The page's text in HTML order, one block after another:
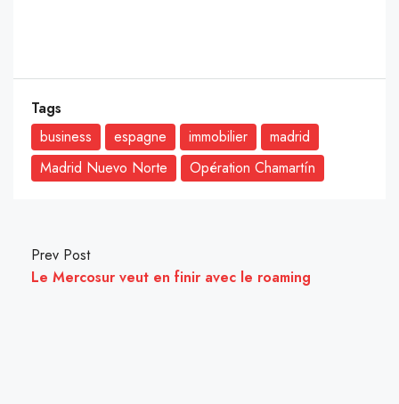
Tags
business
espagne immobilier
madrid
Madrid Nuevo Norte
Opération Chamartín
Prev Post
Le Mercosur veut en finir avec le roaming